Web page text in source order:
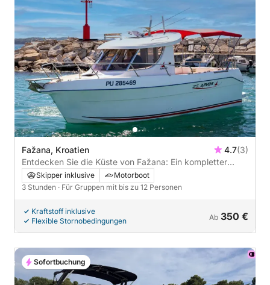
Fažana, Kroatien 4.7(3)
Entdecken Sie die Küste von Fažana: Ein kompletter
Tagesausflug an Bord eines Motorboots
Skipper inklusive
Motorboot
3 Stunden · Für Gruppen mit bis zu 12 Personen
Kraftstoff inklusive
Flexible Stornobedingungen
Ab 350 €
Sofortbuchung